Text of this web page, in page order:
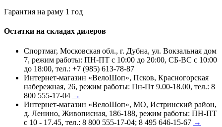
Гарантия на раму 1 год
Остатки на складах дилеров
Спортмаг, Московская обл., г. Дубна, ул. Вокзальная дом
7, режим работы: ПН-ПТ с 10:00 до 20:00, СБ-ВС с 10:00
до 18:00, тел.: +7 (985) 613-78-87
Интернет-магазин «ВелоШоп», Псков, Красногорская
набережная, 26, режим работы: Пн-Пт 9.00-18.00, тел.: 8
800 555-17-04 →
Интернет-магазин «ВелоШоп», МО, Истринский район,
д. Ленино, Живописная, 186-188, режим работы: ПН-ПТ
с 10 - 17.45, тел.: 8 800 555-17-04; 8 495 646-15-67 →